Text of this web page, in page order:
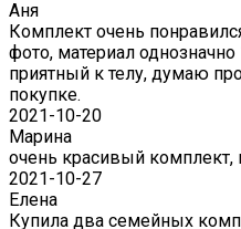
Аня
Комплект очень
фото, материал
приятный к телу, думаю
покупке.
2021-10-20
Марина
очень красивый
2021-10-27
Елена
Купила два семейных